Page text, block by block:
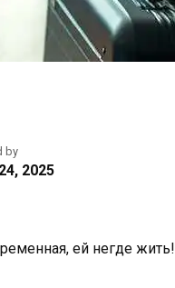
by
2025
ей негде жить!